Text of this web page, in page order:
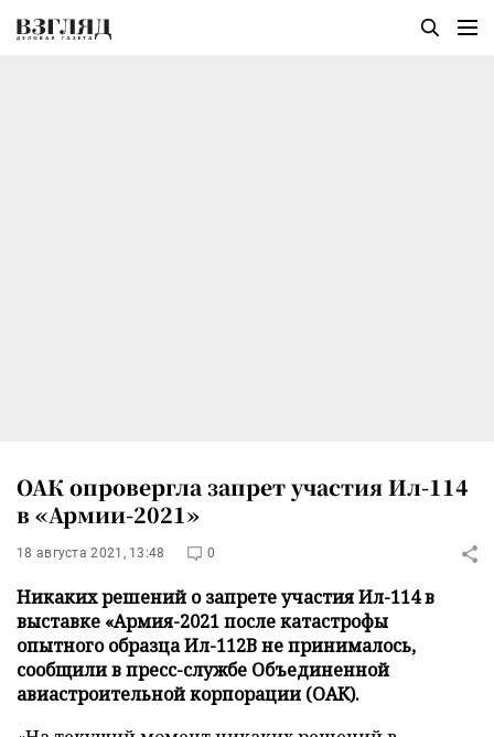
ОАК опровергла запрет участия Ил-114
в «Армии-2021»
18 августа 2021, 13:48 0
Никаких решений о запрете участия Ил-114 в
выставке «Армия-2021 после катастрофы
опытного образца Ил-112В не принималось,
сообщили в пресс-службе Объединенной
авиастроительной корпорации (ОАК).